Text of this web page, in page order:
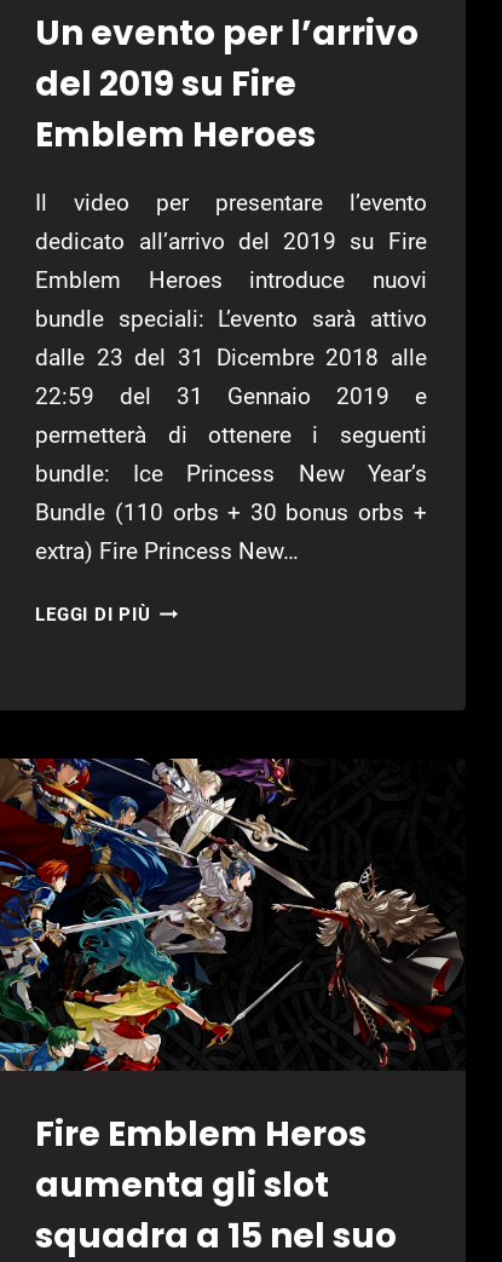
Un evento per l’arrivo
del 2019 su Fire
Emblem Heroes
Il video per presentare l’evento
dedicato all’arrivo del 2019 su Fire
Emblem Heroes introduce nuovi
bundle speciali: L’evento sarà attivo
dalle 23 del 31 Dicembre 2018 alle
22:59 del 31 Gennaio 2019 e
permetterà di ottenere i seguenti
bundle: Ice Princess New Year’s
Bundle (110 orbs + 30 bonus orbs +
extra) Fire Princess New…
LEGGI DI PIÙ UN
2019
SU
FIRE
EMBLEM
HEROES
Fire Emblem Heros
aumenta gli slot
squadra a 15 nel suo